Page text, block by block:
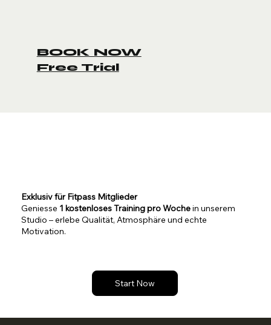
BOOK NOW
Free Trial
Start Now
Exklusiv für Fitpass Mitglieder
Geniesse 1 kostenloses Training pro Wochein unserem
Studio – erlebe Qualität, Atmosphäre und echte
Motivation.